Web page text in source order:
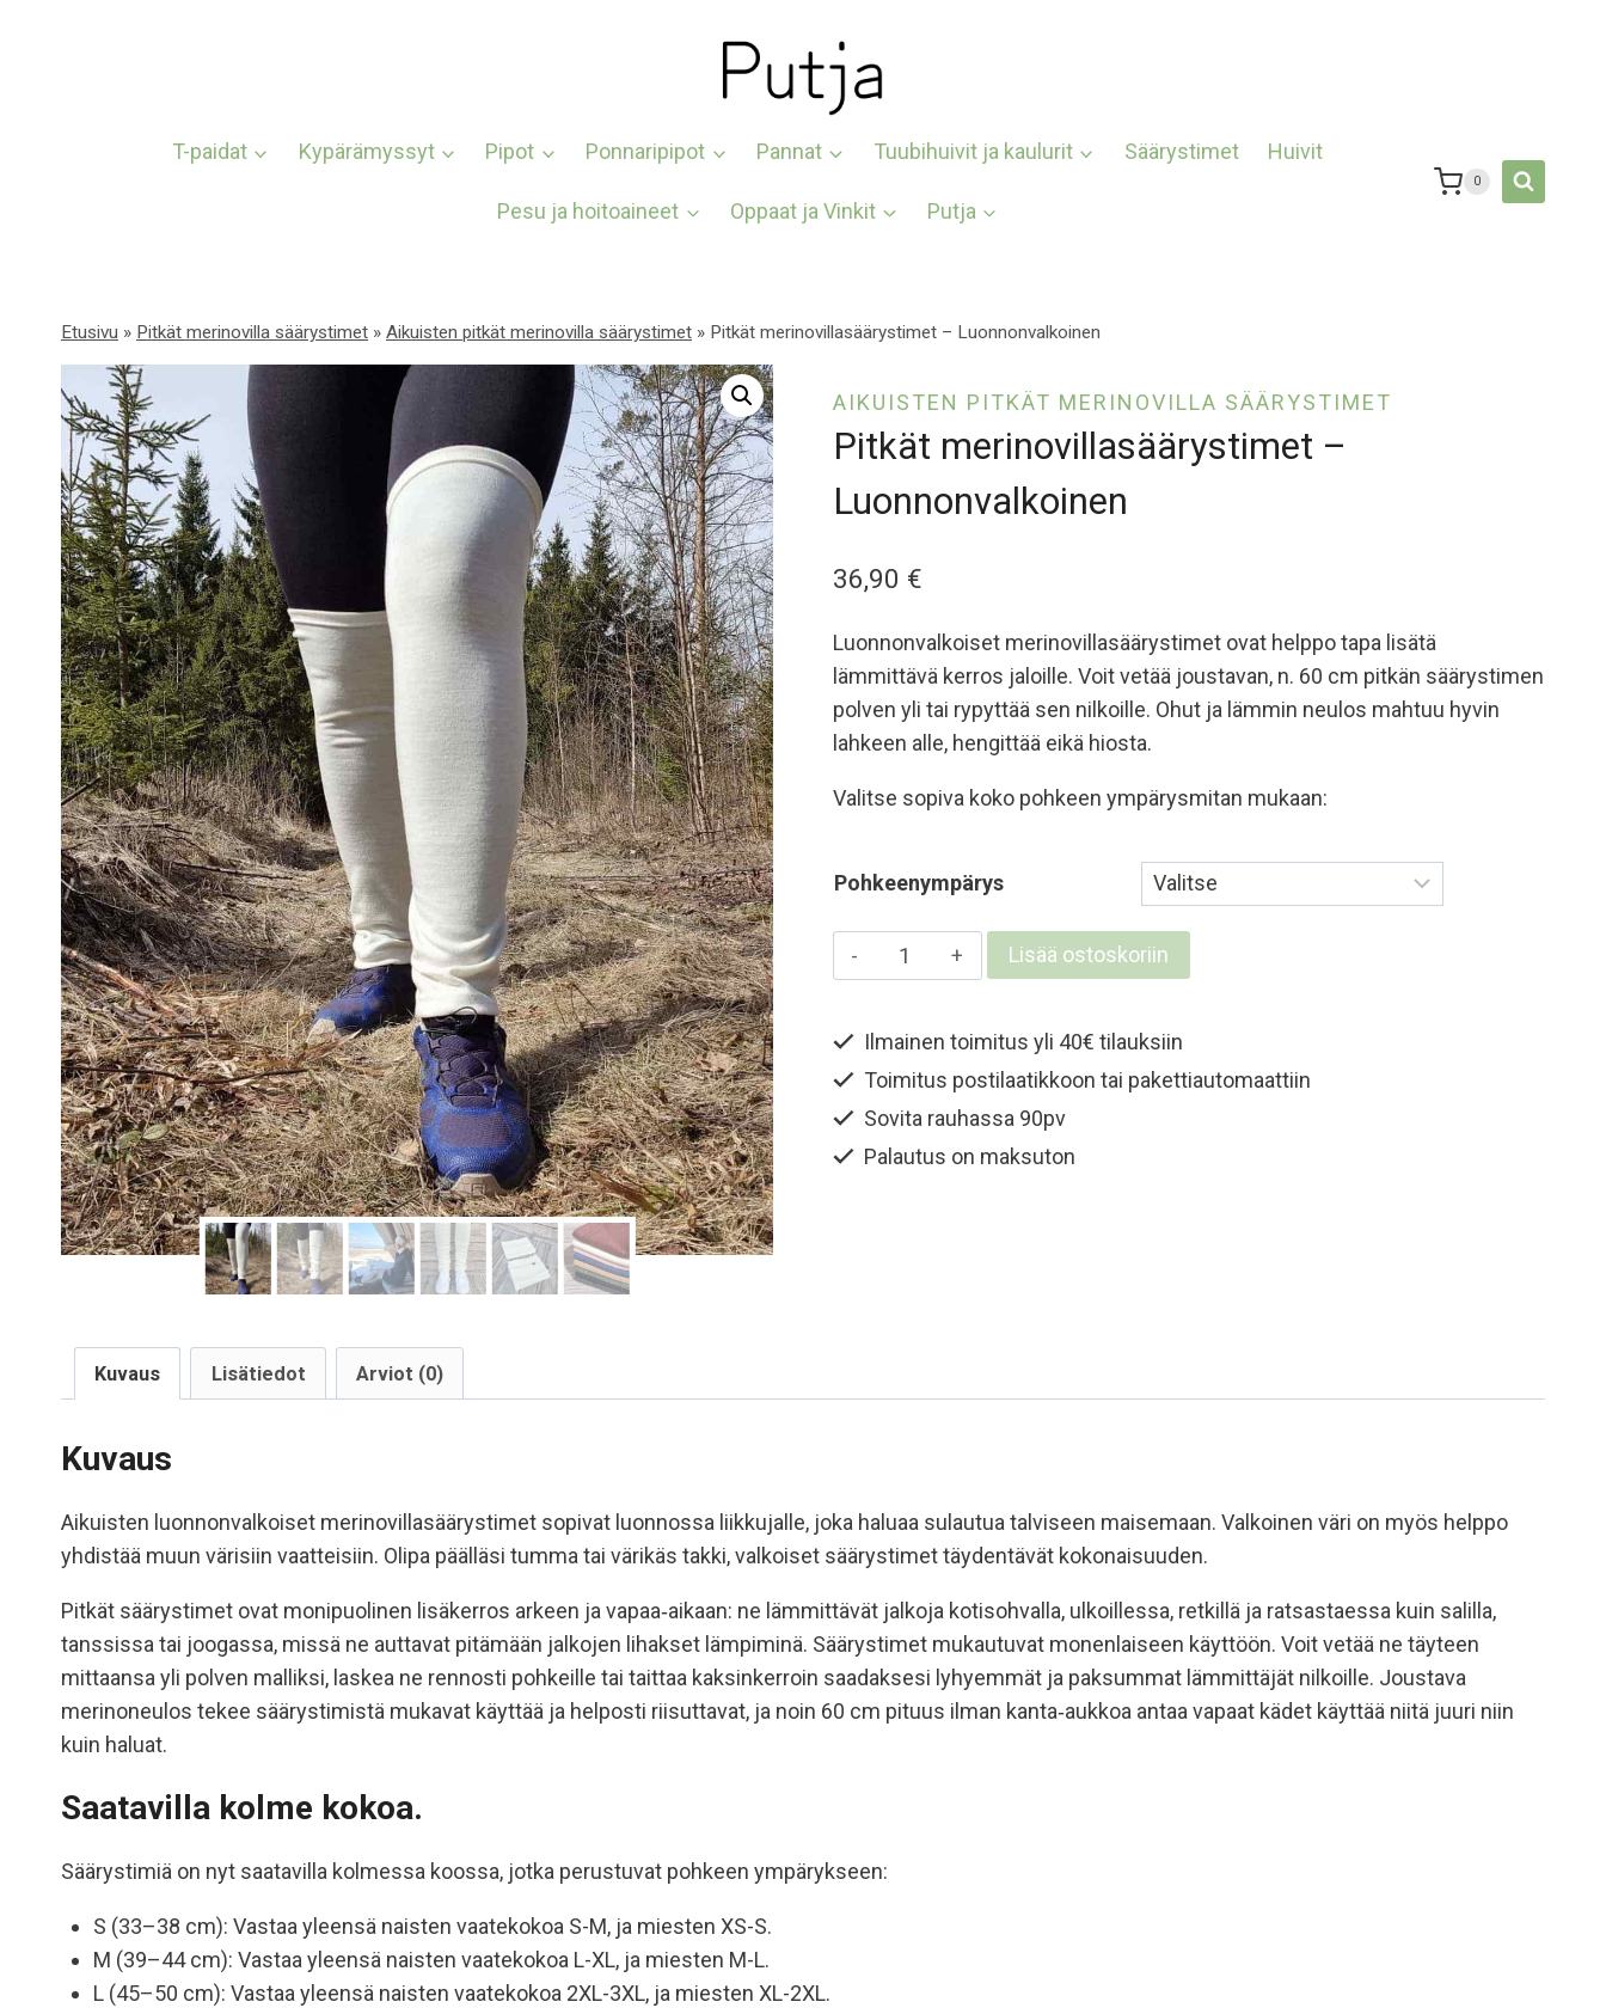
T-paidat Kypärämyssyt Pipot Ponnaripipot Pannat Tuubihuivit ja kaulurit Säärystimet Huivit
Pesu ja hoitoaineet Oppaat ja Vinkit Putja
0
Etusivu » Pitkät merinovilla säärystimet » Aikuisten pitkät merinovilla säärystimet » Pitkät merinovillasäärystimet – Luonnonvalkoinen
AIKUISTEN PITKÄT MERINOVILLA SÄÄRYSTIMET
Pitkät merinovillasäärystimet –
Luonnonvalkoinen
36,90 €
Luonnonvalkoiset merinovillasäärystimet ovat helppo tapa lisätä
lämmittävä kerros jaloille. Voit vetää joustavan, n. 60 cm pitkän säärystimen
polven yli tai rypyttää sen nilkoille. Ohut ja lämmin neulos mahtuu hyvin
lahkeen alle, hengittää eikä hiosta.
Valitse sopiva koko pohkeen ympärysmitan mukaan:
Pohkeenympärys
Pitkät
merinovillasäärystimet
Luonnonvalkoinen
määrä
Lisää ostoskoriin
Ilmainen toimitus yli 40€ tilauksiin
Toimitus postilaatikkoon tai pakettiautomaattiin
Sovita rauhassa 90pv
Palautus on maksuton
Kuvaus Lisätiedot Arviot (0)
Kuvaus
Aikuisten luonnonvalkoiset merinovillasäärystimet sopivat luonnossa liikkujalle, joka haluaa sulautua talviseen maisemaan. Valkoinen väri on myös helppo
yhdistää muun värisiin vaatteisiin. Olipa päälläsi tumma tai värikäs takki, valkoiset säärystimet täydentävät kokonaisuuden.
Pitkät säärystimet ovat monipuolinen lisäkerros arkeen ja vapaa‑aikaan: ne lämmittävät jalkoja kotisohvalla, ulkoillessa, retkillä ja ratsastaessa kuin salilla,
tanssissa tai joogassa, missä ne auttavat pitämään jalkojen lihakset lämpiminä. Säärystimet mukautuvat monenlaiseen käyttöön. Voit vetää ne täyteen
mittaansa yli polven malliksi, laskea ne rennosti pohkeille tai taittaa kaksinkerroin saadaksesi lyhyemmät ja paksummat lämmittäjät nilkoille. Joustava
merinoneulos tekee säärystimistä mukavat käyttää ja helposti riisuttavat, ja noin 60 cm pituus ilman kanta‑aukkoa antaa vapaat kädet käyttää niitä juuri niin
kuin haluat.
Saatavilla kolme kokoa.
Säärystimiä on nyt saatavilla kolmessa koossa, jotka perustuvat pohkeen ympärykseen:
S (33–38 cm): Vastaa yleensä naisten vaatekokoa S-M, ja miesten XS-S.
M (39–44 cm): Vastaa yleensä naisten vaatekokoa L-XL, ja miesten M-L.
L (45–50 cm): Vastaa yleensä naisten vaatekokoa 2XL-3XL, ja miesten XL-2XL.